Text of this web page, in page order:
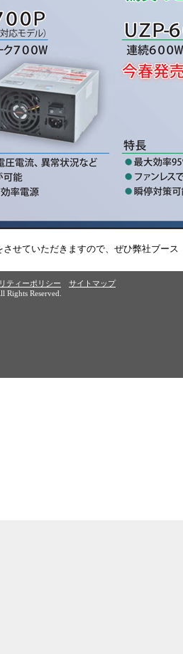
せていただきますので、ぜひ弊社ブー
ティーポリシー
サイトマップ
Reserved.